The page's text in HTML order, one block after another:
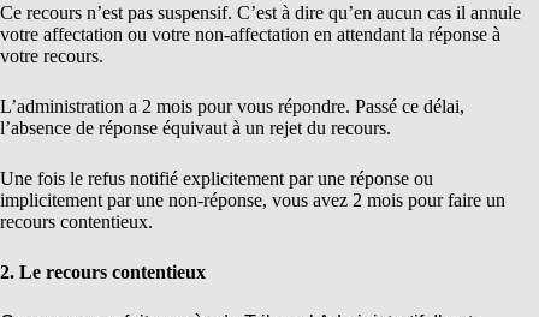
Ce recours n’est pas suspensif. C’est à dire qu’en aucun cas il annule
votre affectation ou votre non-affectation en attendant la réponse à
votre recours.
L’administration a 2 mois pour vous répondre. Passé ce délai,
l’absence de réponse équivaut à un rejet du recours.
Une fois le refus notifié explicitement par une réponse ou
implicitement par une non-réponse, vous avez 2 mois pour faire un
recours contentieux.
2. Le recours contentieux